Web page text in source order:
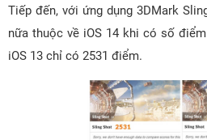
Tiếp đến, với ứng dụng 3DMark
nữa thuộc về iOS 14 khi có số
iOS 13 chỉ có 2531 điểm.